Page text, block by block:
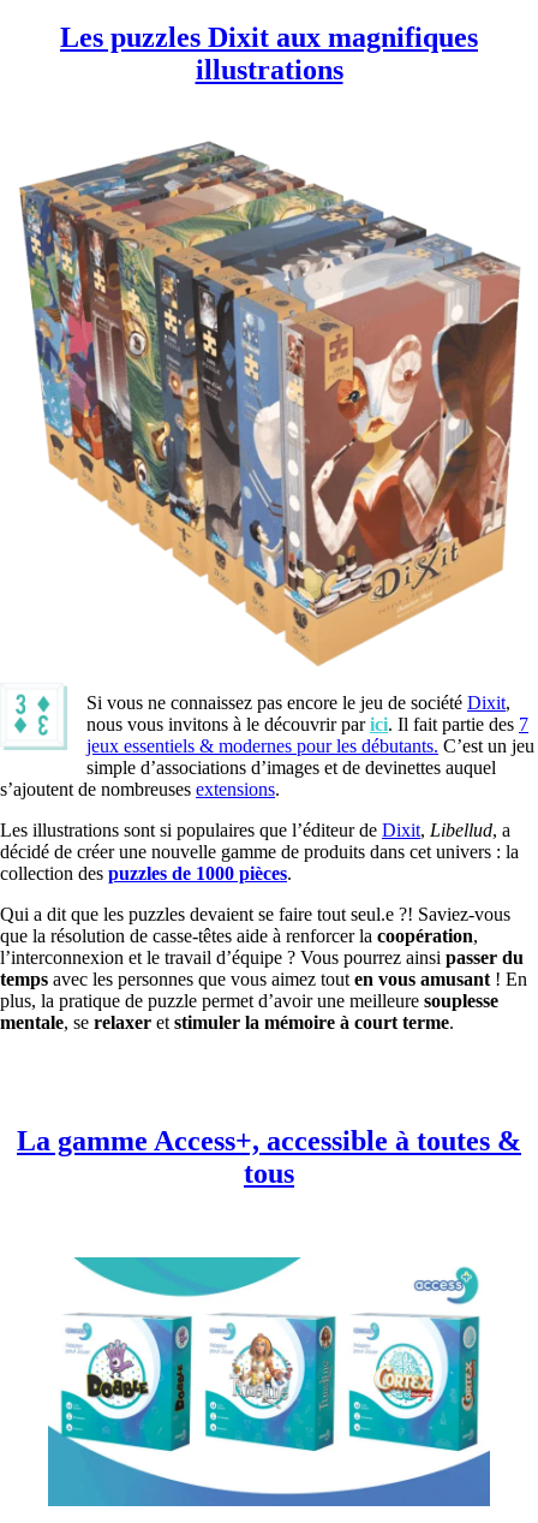
Les puzzles Dixit aux magnifiques
illustrations
Si vous ne connaissez pas encore le jeu de société Dixit,
nous vous invitons à le découvrir parici. Il fait partie des 7
jeux essentiels & modernes pour les débutants. C’est un jeu
simple d’associations d’images et de devinettes auquel
s’ajoutent de nombreuses extensions.
Les illustrations sont si populaires que l’éditeur de Dixit, Libellud, a
décidé de créer une nouvelle gamme de produits dans cet univers : la
collection des puzzles de 1000 pièces.
Qui a dit que les puzzles devaient se faire tout seul.e ?! Saviez-vous
que la résolution de casse-têtes aide à renforcer la coopération,
l’interconnexion et le travail d’équipe ? Vous pourrez ainsi passer du
temps avec les personnes que vous aimez tout en vous amusant ! En
plus, la pratique de puzzle permet d’avoir une meilleure souplesse
mentale, se relaxer et stimuler la mémoire à court terme.
La gamme Access+, accessible à toutes &
tous